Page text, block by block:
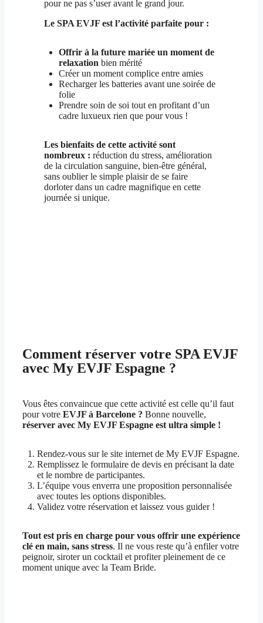
pour ne pas s’user avant le grand jour.
Le SPA EVJF est l’activité parfaite pour :
Offrir à la future mariée un moment de
relaxation bien mérité
Créer un moment complice entre amies
Recharger les batteries avant une soirée de
folie
Prendre soin de soi tout en profitant d’un
cadre luxueux rien que pour vous !
Les bienfaits de cette activité sont
nombreux : réduction du stress, amélioration
de la circulation sanguine, bien-être général,
sans oublier le simple plaisir de se faire
dorloter dans un cadre magnifique en cette
journée si unique.
Comment réserver votre SPA EVJF
avec My EVJF Espagne ?
Vous êtes convaincue que cette activité est celle qu’il faut
pour votre EVJF à Barcelone ? Bonne nouvelle,
réserver avec My EVJF Espagne est ultra simple !
Rendez-vous sur le site internet de My EVJF Espagne.
Remplissez le formulaire de devis en précisant la date
et le nombre de participantes.
L’équipe vous enverra une proposition personnalisée
avec toutes les options disponibles.
Validez votre réservation et laissez vous guider !
Tout est pris en charge pour vous offrir une expérience
clé en main, sans stress. Il ne vous reste qu’à enfiler votre
peignoir, siroter un cocktail et profiter pleinement de ce
moment unique avec la Team Bride.